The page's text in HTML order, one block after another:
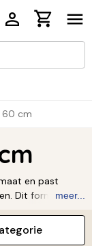
60 cm
en past
Dit formaat is
kleinere keuken
geeft je
meer...